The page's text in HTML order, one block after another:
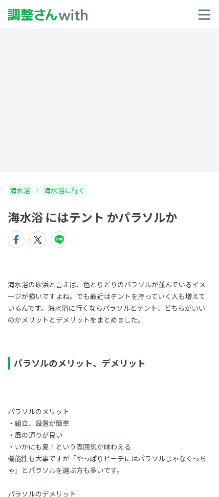
海水浴 海水浴に行く
海水浴 にはテント かパラソルか
海水浴の砂浜と言えば、色とりどりのパラソルが並んでいるイメ
ージが強いですよね。でも最近はテントを持っていく人も増えて
いるんです。海水浴に行くならパラソルとテント、どちらがいい
のかメリットとデメリットをまとめました。
パラソルのメリット、デメリット
パラソルのメリット
・組立、設置が簡単
・風の通りが良い
・いかにも夏！という雰囲気が味わえる
機能性も大事ですが「やっぱりビーチにはパラソルじゃなくっち
ゃ」とパラソルを選ぶ方も多いです。
パラソルのデメリット